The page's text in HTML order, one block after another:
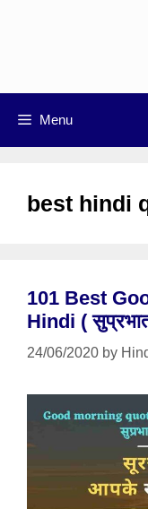
Menu
best hindi
101 Best
Hindi (
24/06/2020 by